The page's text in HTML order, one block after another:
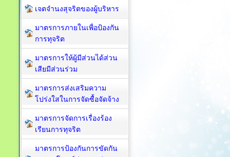
เจตจำนงสุจริตของผู้บริหาร
มาตรการภายในเพื่อป้องกัน
การทุจริต​
มาตรการให้ผู้มีส่วนได้ส่วน
เสียมีส่วนร่วม
มาตรการส่งเสริมความ
โปร่งใสในการจัดซื้อจัดจ้าง
มาตรการจัดการเรื่องร้อง
เรียนการทุจริต
มาตรการป้องกันการขัดกัน